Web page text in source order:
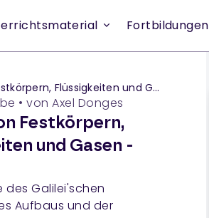
Fortbildungen
Flüssigkeiten und Gasen - M3-M6
• von Axel Donges
Festkörpern,
und Gasen -
des Galilei'schen
Aufbaus und der